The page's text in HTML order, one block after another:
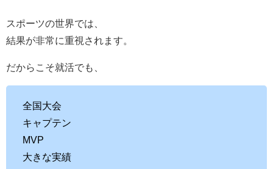
スポーツの世界では、
結果が非常に重視されます。
だからこそ就活でも、
全国大会
キャプテン
MVP
大きな実績